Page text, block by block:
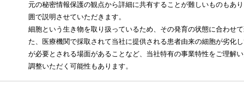
元の秘密情報保護の観点から詳細に共有することが難しいものもあ
囲で説明させていただきます。
細胞という生き物を取り扱っているため、その発育の状態に合わせ
た、医療機関で採取されて当社に提供される患者由来の細胞が劣化
が必要とされる場面があることなど、当社特有の事業特性をご理解
調整いただく可能性もあります。